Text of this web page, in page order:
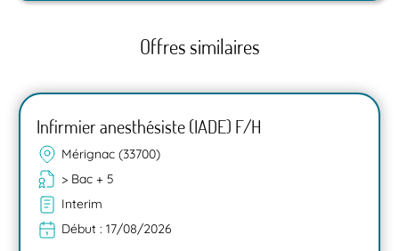
Offres similaires
Infirmier anesthésiste (IADE) F/H
Mérignac (33700)
> Bac + 5
Interim
Début : 17/08/2026